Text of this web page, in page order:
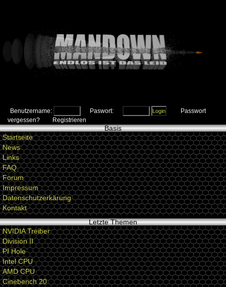
Benutzername: Paswort:
Passwort
vergessen?
Registrieren
Basis
Startseite
News
Links
FAQ
Forum
Impressum
Datenschutzerkärung
Kontakt
Letzte Themen
NVIDIA Treiber
Division II
PI Hole
Intel CPU
AMD CPU
Cinebench 20